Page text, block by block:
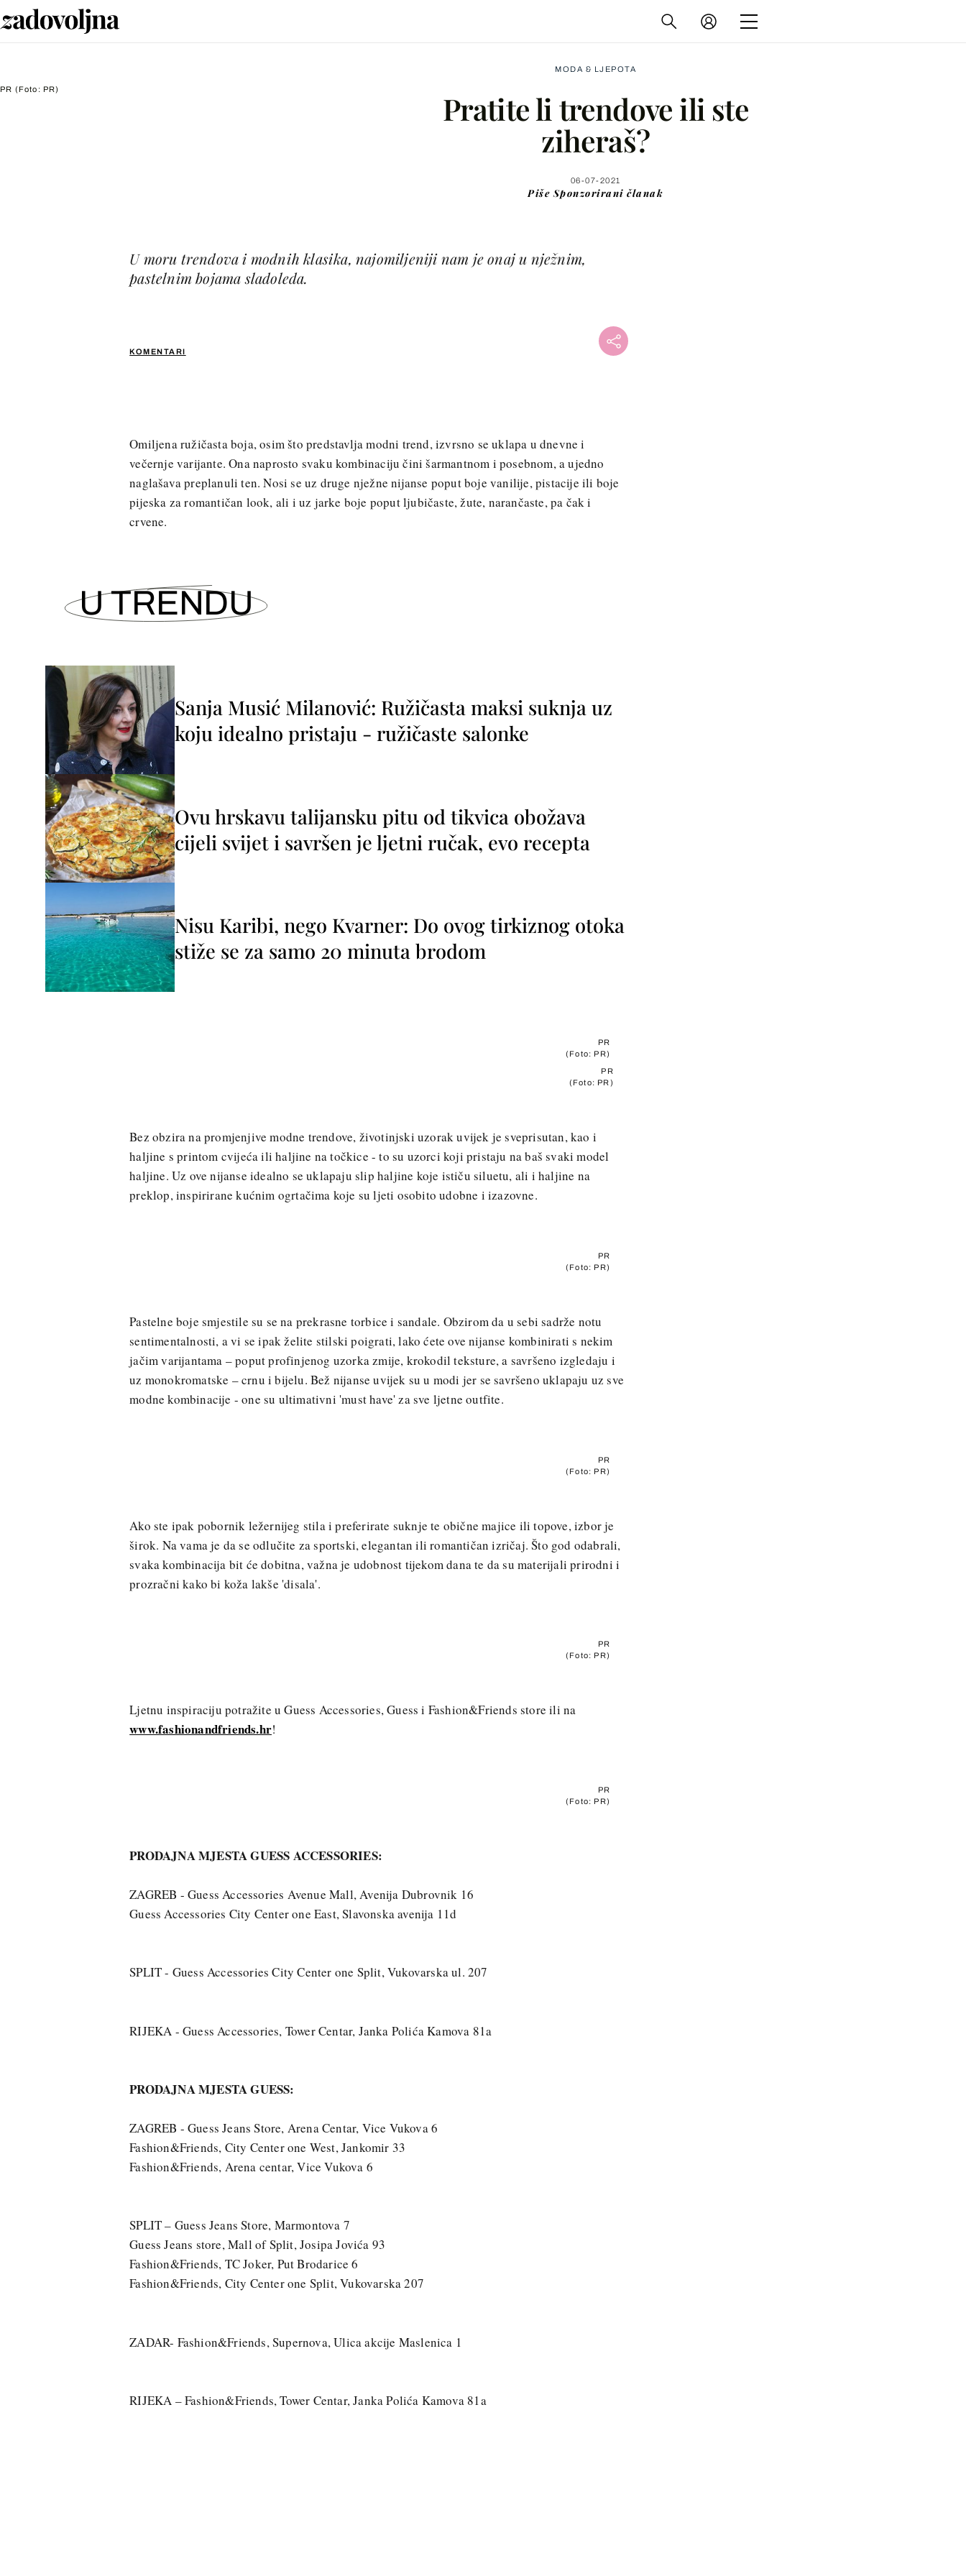
PR (Foto: PR)
MODA & LJEPOTA
Pratite li trendove ili ste
ziheraš?
06-07-2021
Piše Sponzorirani članak
KOMENTARI
U moru trendova i modnih klasika, najomiljeniji nam je onaj u nježnim,
pastelnim bojama sladoleda.
WhatsApp
Omiljena ružičasta boja, osim što predstavlja modni trend, izvrsno se uklapa u dnevne i
večernje varijante. Ona naprosto svaku kombinaciju čini šarmantnom i posebnom, a ujedno
naglašava preplanuli ten. Nosi se uz druge nježne nijanse poput boje vanilije, pistacije ili boje
pijeska za romantičan look, ali i uz jarke boje poput ljubičaste, žute, narančaste, pa čak i
crvene.
U TRENDU
Sanja Musić Milanović: Ružičasta maksi suknja uz
koju idealno pristaju - ružičaste salonke
Ovu hrskavu talijansku pitu od tikvica obožava
cijeli svijet i savršen je ljetni ručak, evo recepta
Nisu Karibi, nego Kvarner: Do ovog tirkiznog otoka
stiže se za samo 20 minuta brodom
PR
(Foto: PR)
PR
(Foto: PR)
Bez obzira na promjenjive modne trendove, životinjski uzorak uvijek je sveprisutan, kao i
haljine s printom cvijeća ili haljine na točkice - to su uzorci koji pristaju na baš svaki model
haljine. Uz ove nijanse idealno se uklapaju slip haljine koje ističu siluetu, ali i haljine na
preklop, inspirirane kućnim ogrtačima koje su ljeti osobito udobne i izazovne.
PR
(Foto: PR)
Pastelne boje smjestile su se na prekrasne torbice i sandale. Obzirom da u sebi sadrže notu
sentimentalnosti, a vi se ipak želite stilski poigrati, lako ćete ove nijanse kombinirati s nekim
jačim varijantama – poput profinjenog uzorka zmije, krokodil teksture, a savršeno izgledaju i
uz monokromatske – crnu i bijelu. Bež nijanse uvijek su u modi jer se savršeno uklapaju uz sve
modne kombinacije - one su ultimativni 'must have' za sve ljetne outfite.
PR
(Foto: PR)
Ako ste ipak pobornik ležernijeg stila i preferirate suknje te obične majice ili topove, izbor je
širok. Na vama je da se odlučite za sportski, elegantan ili romantičan izričaj. Što god odabrali,
svaka kombinacija bit će dobitna, važna je udobnost tijekom dana te da su materijali prirodni i
prozračni kako bi koža lakše 'disala'.
PR
(Foto: PR)
Ljetnu inspiraciju potražite u Guess Accessories, Guess i Fashion&Friends store ili na
www.fashionandfriends.hr!
PR
(Foto: PR)
PRODAJNA MJESTA GUESS ACCESSORIES:
ZAGREB - Guess Accessories Avenue Mall, Avenija Dubrovnik 16
Guess Accessories City Center one East, Slavonska avenija 11d
SPLIT - Guess Accessories City Center one Split, Vukovarska ul. 207
RIJEKA - Guess Accessories, Tower Centar, Janka Polića Kamova 81a
PRODAJNA MJESTA GUESS:
ZAGREB - Guess Jeans Store, Arena Centar, Vice Vukova 6
Fashion&Friends, City Center one West, Jankomir 33
Fashion&Friends, Arena centar, Vice Vukova 6
SPLIT – Guess Jeans Store, Marmontova 7
Guess Jeans store, Mall of Split, Josipa Jovića 93
Fashion&Friends, TC Joker, Put Brodarice 6
Fashion&Friends, City Center one Split, Vukovarska 207
ZADAR- Fashion&Friends, Supernova, Ulica akcije Maslenica 1
RIJEKA – Fashion&Friends, Tower Centar, Janka Polića Kamova 81a